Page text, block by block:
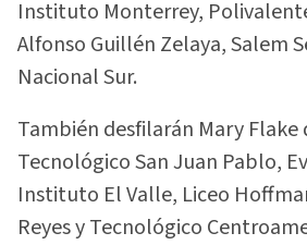
Instituto Monterrey,
Alfonso Guillén Zelaya, Salem
Nacional Sur.
También desfilarán Mary Flake
Tecnológico San Juan Pablo,
Instituto El Valle, Liceo
Reyes y Tecnológico